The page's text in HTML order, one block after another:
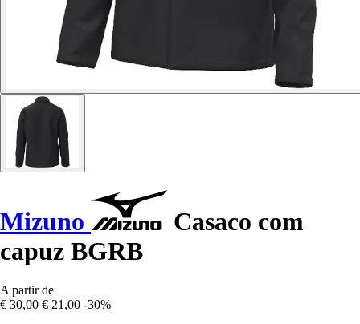
Mizuno
Casaco com
capuz BGRB
A partir de
€ 30,00 € 21,00 -30%